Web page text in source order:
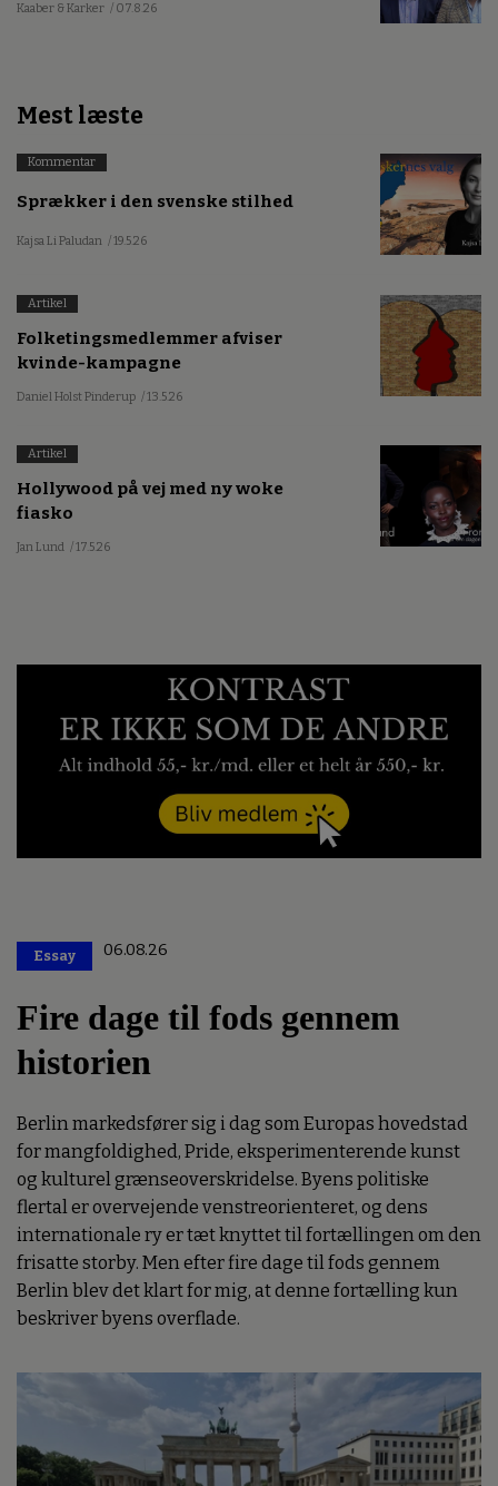
Kaaber & Karker / 07.8.26
Mest læste
Kommentar
Sprækker i den svenske stilhed
Kajsa Li Paludan / 19.5.26
Artikel
Folketingsmedlemmer afviser
kvinde-kampagne
Daniel Holst Pinderup / 13.5.26
Artikel
Hollywood på vej med ny woke
fiasko
Jan Lund / 17.5.26
Essay 06.08.26
Fire dage til fods gennem
historien
Berlin markedsfører sig i dag som Europas hovedstad
for mangfoldighed, Pride, eksperimenterende kunst
og kulturel grænseoverskridelse. Byens politiske
flertal er overvejende venstreorienteret, og dens
internationale ry er tæt knyttet til fortællingen om den
frisatte storby. Men efter fire dage til fods gennem
Berlin blev det klart for mig, at denne fortælling kun
beskriver byens overflade.